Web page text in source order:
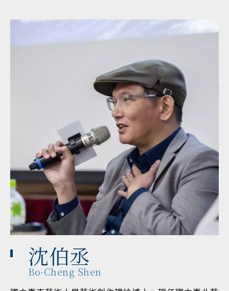
沈伯丞
Bo-Cheng Shen